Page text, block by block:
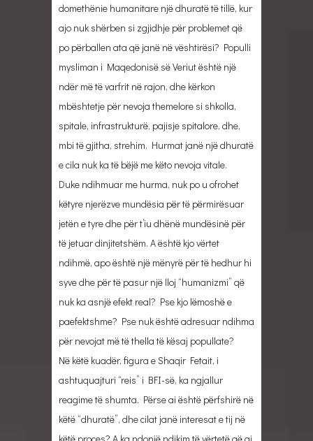
domethënie humanitare një dhuratë të tillë, kur
ajo nuk shërben si zgjidhje për problemet që
po përballen ata që janë në vështirësi? Populli
mysliman i Maqedonisë së Veriut është një
ndër më të varfrit në rajon, dhe kërkon
mbështetje për nevoja themelore si shkolla,
spitale, infrastrukturë, pajisje spitalore, dhe,
mbi të gjitha, strehim. Hurmat janë një dhuratë
e cila nuk ka të bëjë me këto nevoja vitale.
Duke ndihmuar me hurma, nuk po u ofrohet
këtyre njerëzve mundësia për të përmirësuar
jetën e tyre dhe për t’iu dhënë mundësinë për
të jetuar dinjitetshëm. A është kjo vërtet
ndihmë, apo është një mënyrë për të hedhur hi
syve dhe për të pasur një lloj “humanizmi” që
nuk ka asnjë efekt real? Pse kjo lëmoshë e
paefektshme? Pse nuk është adresuar ndihma
për nevojat më të thella të kësaj popullate?
Në këtë kuadër, figura e Shaqir Fetait, i
ashtuquajturi “reis” i BFI-së, ka ngjallur
reagime të shumta. Përse ai është përfshirë në
këtë “dhuratë”, dhe cilat janë interesat e tij në